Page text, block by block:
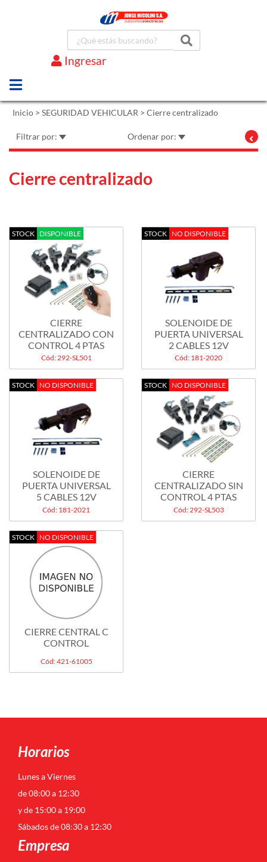
Ingresar
Inicio > SEGURIDAD VEHICULAR > Cierre centralizado
Filtrar por: Ordenar por:
Cierre centralizado
STOCK DISPONIBLE
CIERRE
CENTRALIZADO CON
CONTROL 4 PTAS
Cód: 292-SL501
STOCK NO DISPONIBLE
SOLENOIDE DE
PUERTA UNIVERSAL
2 CABLES 12V
Cód: 181-2020
STOCK NO DISPONIBLE
SOLENOIDE DE
PUERTA UNIVERSAL
5 CABLES 12V
Cód: 181-2021
STOCK NO DISPONIBLE
CIERRE
CENTRALIZADO SIN
CONTROL 4 PTAS
Cód: 292-SL503
STOCK NO DISPONIBLE
CIERRE CENTRAL C
CONTROL
Cód: 421-61005
Horarios
Lunes a Viernes
de 08:00 a 12:30
y de 15:00 a 19:00
Sábados de 08:30 a 12:30
Empresa